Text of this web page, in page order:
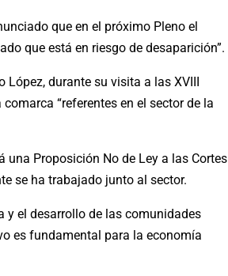
que en el próximo Pleno el
que está en riesgo de desaparición”.
durante su visita a las XVIII
“referentes en el sector de la
Proposición No de Ley a las Cortes
se ha trabajado junto al sector.
el desarrollo de las comunidades
es fundamental para la economía